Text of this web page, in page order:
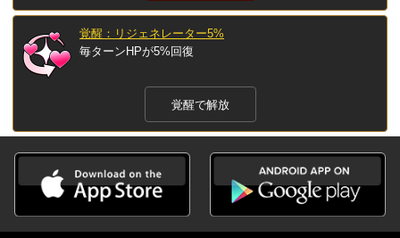
覚醒：リジェネレーター5%
毎ターンHPが5%回復
覚醒で解放